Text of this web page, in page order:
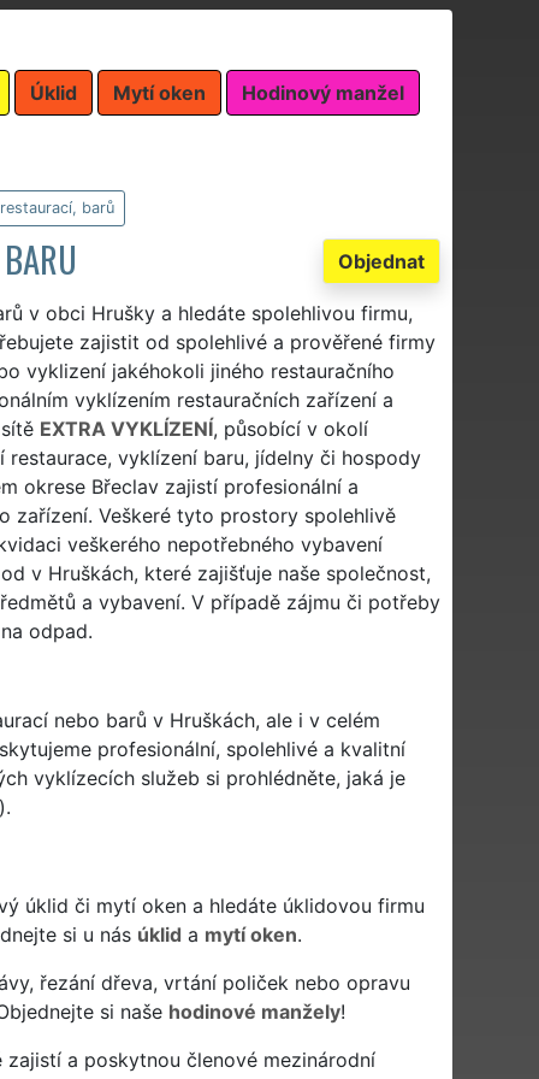
Úklid Mytí oken Hodinový manžel
barů
Objednat
v obci Hrušky a hledáte spolehlivou firmu,
zajistit od spolehlivé a prověřené firmy
vyklizení jakéhokoli jiného restauračního
vyklízením restauračních zařízení a
EXTRA VYKLÍZENÍ, působící v okolí
vyklízení baru, jídelny či hospody
okrese Břeclav zajistí profesionální a
zařízení. Veškeré tyto prostory spolehlivě
veškerého nepotřebného vybavení
v Hruškách, které zajišťuje naše společnost,
a vybavení. V případě zájmu či potřeby
odpad.
nebo barů v Hruškách, ale i v celém
profesionální, spolehlivé a kvalitní
vyklízecích služeb si prohlédněte, jaká je
úklid či mytí oken a hledáte úklidovou firmu
si u nás úklid a mytí oken.
řezání dřeva, vrtání poliček nebo opravu
si naše hodinové manžely!
a poskytnou členové mezinárodní